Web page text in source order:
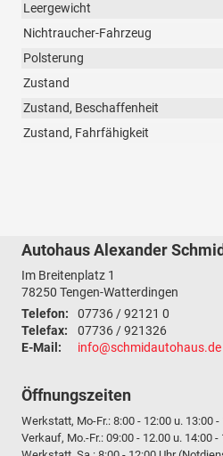
Leergewicht
Nichtraucher-Fahrzeug
Polsterung
Zustand
Zustand, Beschaffenheit
Zustand, Fahrfähigkeit
Autohaus Alexander Schmid
Im Breitenplatz 1
78250 Tengen-Watterdingen
Telefon:
07736 / 92121 0
Telefax:
07736 / 921326
E-Mail:
info@schmidautohaus.de
Öffnungszeiten
Werkstatt, Mo-Fr.: 8:00 - 12:00 u. 13:00 -
Verkauf, Mo.-Fr.: 09:00 - 12.00 u. 14:00 -